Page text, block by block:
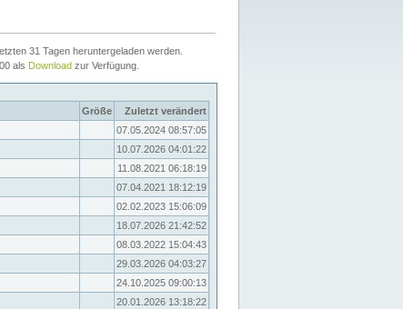
31 Tagen heruntergeladen werden.
als Download zur Verfügung.
Größe
Zuletzt verändert
07.05.2024 08:57:05
10.07.2026 04:01:22
11.08.2021 06:18:19
07.04.2021 18:12:19
02.02.2023 15:06:09
18.07.2026 21:42:52
08.03.2022 15:04:43
29.03.2026 04:03:27
24.10.2025 09:00:13
20.01.2026 13:18:22